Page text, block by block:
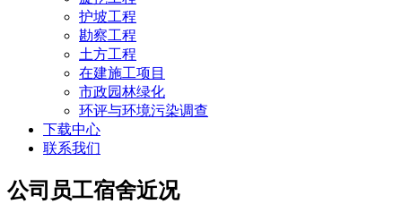
护坡工程
勘察工程
土方工程
在建施工项目
市政园林绿化
环评与环境污染调查
下载中心
联系我们
公司员工宿舍近况